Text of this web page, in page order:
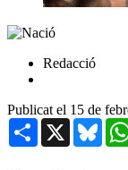
Redacció
Publicat el 15 de
Share X